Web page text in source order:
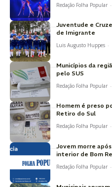
Redação Folha Popular -
Juventude e
de Imigrante
Luis Augusto Huppes -
Municípios da
pelo SUS
Redação Folha Popular -
Homem é preso
Retiro do Sul
Redação Folha Popular -
Jovem morre
interior de Bom
Redação Folha Popular -